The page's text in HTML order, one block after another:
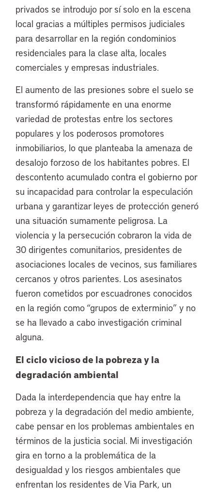
privados se introdujo por sí solo en la escena
local gracias a múltiples permisos judiciales
para desarrollar en la región condominios
residenciales para la clase alta, locales
comerciales y empresas industriales.
El aumento de las presiones sobre el suelo se
transformó rápidamente en una enorme
variedad de protestas entre los sectores
populares y los poderosos promotores
inmobiliarios, lo que planteaba la amenaza de
desalojo forzoso de los habitantes pobres. El
descontento acumulado contra el gobierno por
su incapacidad para controlar la especulación
urbana y garantizar leyes de protección generó
una situación sumamente peligrosa. La
violencia y la persecución cobraron la vida de
30 dirigentes comunitarios, presidentes de
asociaciones locales de vecinos, sus familiares
cercanos y otros parientes. Los asesinatos
fueron cometidos por escuadrones conocidos
en la región como “grupos de exterminio” y no
se ha llevado a cabo investigación criminal
alguna.
El ciclo vicioso de la pobreza y la
degradación ambiental
Dada la interdependencia que hay entre la
pobreza y la degradación del medio ambiente,
cabe pensar en los problemas ambientales en
términos de la justicia social. Mi investigación
gira en torno a la problemática de la
desigualdad y los riesgos ambientales que
enfrentan los residentes de Via Park, un